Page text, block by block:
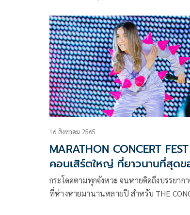
หนึ่งครั้ง, เกลียด ฯลฯ ได้ประกาศข่าวยุบวงด้
ส่วนตัวของสมาชิกแต่ละคนไปเมื่อเดือนพฤ
มา และก่อนจะยุติบทบาทของวงในสิ้นปีนี้ พ
เตรียม EP ALBUM มอบให้แฟนเพลงส่งท้า
ว่า ‘PYNT’ (พิ้นท์) ที่รวม 4 บทเพลงที่แต่ง
ตกแต่งอัลบั้ม ‘PRAY’ ให้สมบูรณ์
16 สิงหาคม 2565
MARATHON CONCERT
คอนเสิร์ตใหญ่ ที่ยาวนานที่สุดข
กระโดดตามทุกจังหวะ จนหายคิดถึงบรรยาก
ที่ห่างหายมานานหลายปี สำหรับ THE